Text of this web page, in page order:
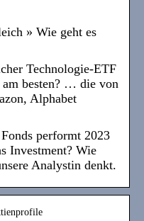
» Wie geht es
Technologie-ETF
besten? … die von
Alphabet
performt 2023
Investment? Wie
Analystin denkt.